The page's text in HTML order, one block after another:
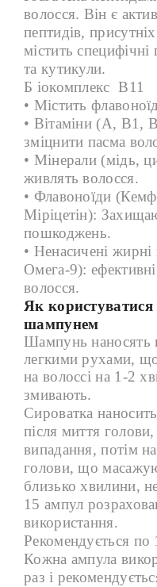
волосся. Він є
пептидів,
містить
та кутикули.
Б іокомплексВ11
• Містить
• Вітаміни (A, B1,
зміцнити пасма
• Мінерали (мідь,
живлять волосся.
• Флавоноїди
Міріцетін):
пошкоджень.
• Ненасичені
Омега-9):
волосся.
Як
шампунем
Шампунь наносять
легкими рухами,
на волоссі на 1-2
змивають.
Сироватка
після миття
випадання, потім
голови, що
близько хвилини,
15 ампул
використання.
Рекомендується по
Кожна ампула
раз і